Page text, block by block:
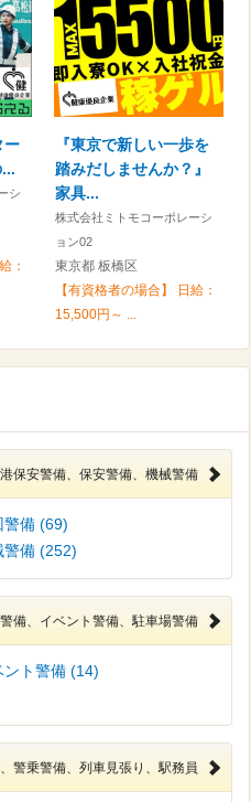
ー
シ
：
『東京で新しい一歩を
踏みだしませんか？』
家具...
株式会社ミトモコーポレーシ
ョン02
東京都 板橋区
【有資格者の場合】 日給：
15,500円～ ...
保安警備、保安警備、機械警備
警備 (69)
警備 (252)
備、イベント警備、駐車場警備
ント警備 (14)
警乗警備、列車見張り、駅務員